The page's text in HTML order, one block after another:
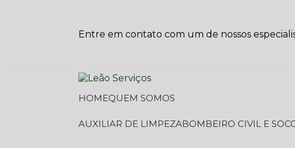
Entre em contato com um de nossos
HOME
QUEM SOMOS
AUXILIAR DE LIMPEZA
BOMBEIRO CIVIL E